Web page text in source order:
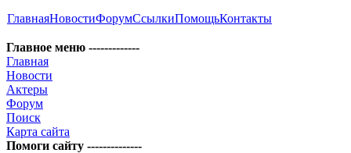
ГлавнаяНовостиФорумСсылкиПомощьКонтакты
Главное меню -------------
Главная
Новости
Актеры
Форум
Поиск
Карта сайта
Помоги сайту --------------